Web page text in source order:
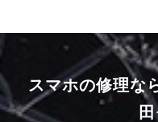
スマホの修理な